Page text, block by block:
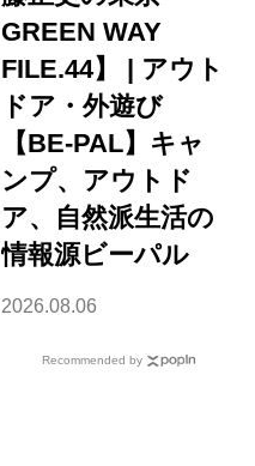
GREEN WAY
FILE.44】 | アウト
ドア・外遊び
【BE-PAL】キャ
ンプ、アウトド
ア、自然派生活の
情報源ビーパル
2026.08.06
Recommended by